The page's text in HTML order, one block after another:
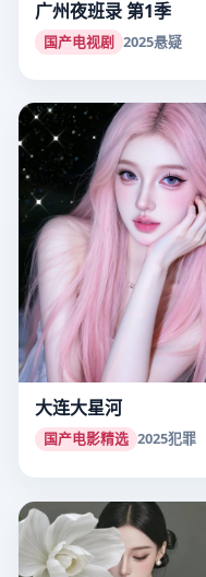
广州夜班录 第1季
国产电视剧 2025悬疑
大连大星河
国产电影精选 2025犯罪